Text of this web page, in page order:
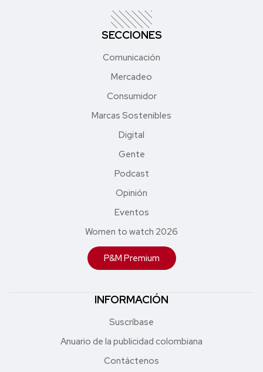
SECCIONES
Comunicación
Mercadeo
Consumidor
Marcas Sostenibles
Digital
Gente
Podcast
Opinión
Eventos
Women to watch 2026
P&M Premium
INFORMACIÓN
Suscríbase
Anuario de la publicidad colombiana
Contáctenos